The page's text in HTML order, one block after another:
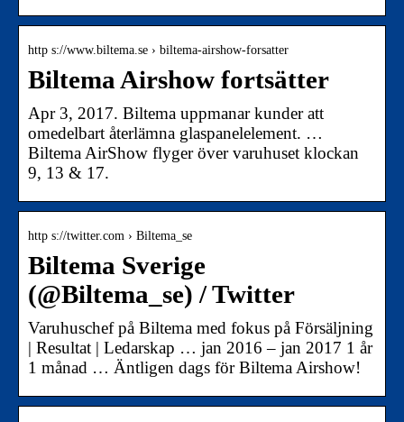
http s://www.biltema.se › biltema-airshow-forsatter
Biltema Airshow fortsätter
Apr 3, 2017. Biltema uppmanar kunder att
omedelbart återlämna glaspanelelement. …
Biltema AirShow flyger över varuhuset klockan
9, 13 & 17.
http s://twitter.com › Biltema_se
Biltema Sverige
(@Biltema_se) / Twitter
Varuhuschef på Biltema med fokus på Försäljning
| Resultat | Ledarskap … jan 2016 – jan 2017 1 år
1 månad … Äntligen dags för Biltema Airshow!